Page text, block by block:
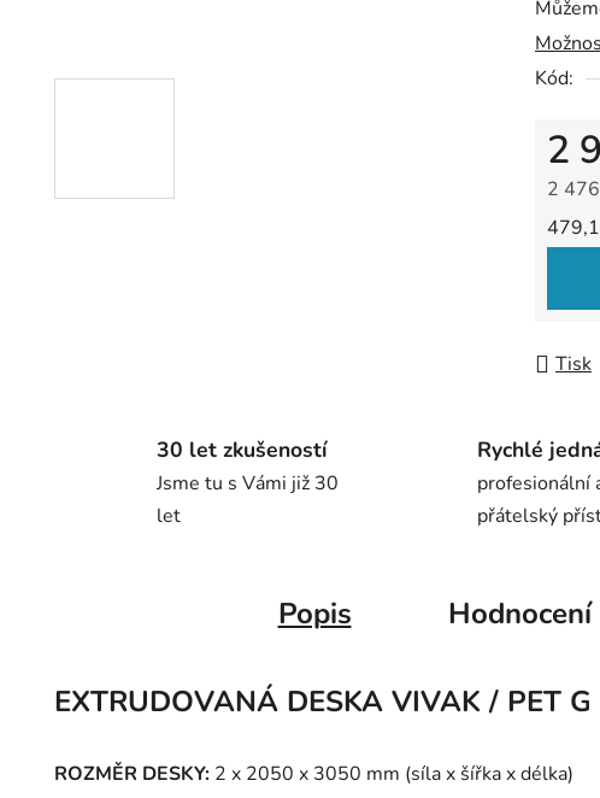
Kód:
2
2
Tisk
30 let zkušeností
Jsme tu s Vámi již 30
let
Rychlé
profesionální
přátelský
Popis Hodnocení
EXTRUDOVANÁ DESKA VIVAK / PET G
ROZMĚR DESKY: 2 x 2050 x 3050 mm (síla x šířka x délka)